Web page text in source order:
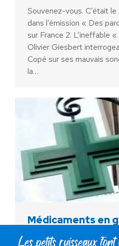
Souvenez-vous. C’était
dans l’émission « Des
sur France 2. L’ineffable
Olivier Giesbert
Copé sur ses mauvais
la…
Médicaments en
surface, le profit